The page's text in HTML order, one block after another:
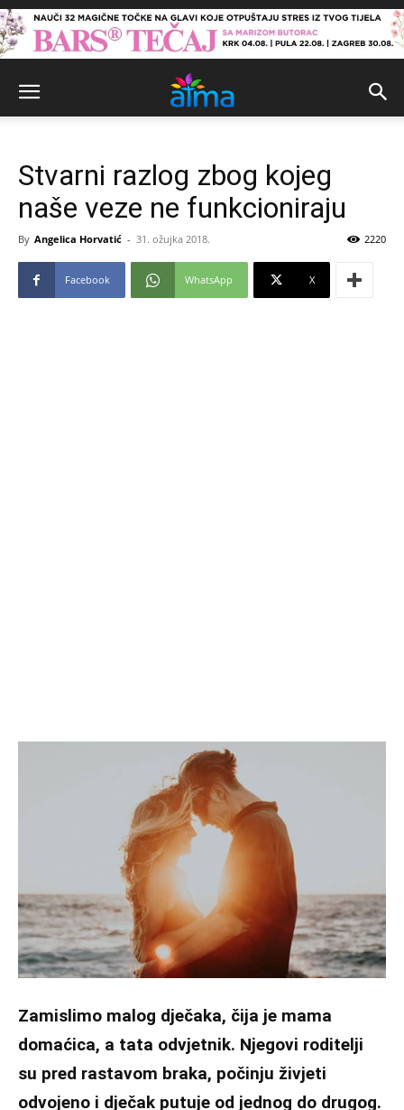
Stvarni razlog zbog kojeg
naše veze ne funkcioniraju
By Angelica Horvatić - 31. ožujka 2018. 2220
Facebook WhatsApp X
Zamislimo malog dječaka, čija je mama
domaćica, a tata odvjetnik. Njegovi roditelji
su pred rastavom braka, počinju živjeti
odvojeno i dječak putuje od jednog do drugog.